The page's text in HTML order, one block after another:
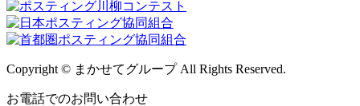
Copyright © まかせてグループ All Rights Reserved.
お電話でのお問い合わせ